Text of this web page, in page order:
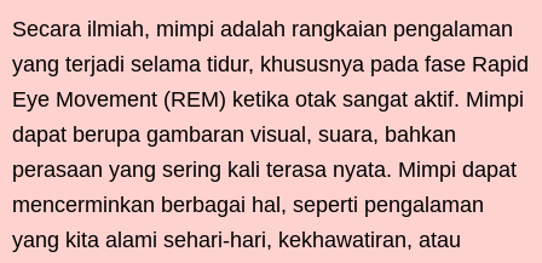
Secara ilmiah, mimpi adalah rangkaian pengalaman
yang terjadi selama tidur, khususnya pada fase Rapid
Eye Movement (REM) ketika otak sangat aktif. Mimpi
dapat berupa gambaran visual, suara, bahkan
perasaan yang sering kali terasa nyata. Mimpi dapat
mencerminkan berbagai hal, seperti pengalaman
yang kita alami sehari-hari, kekhawatiran, atau